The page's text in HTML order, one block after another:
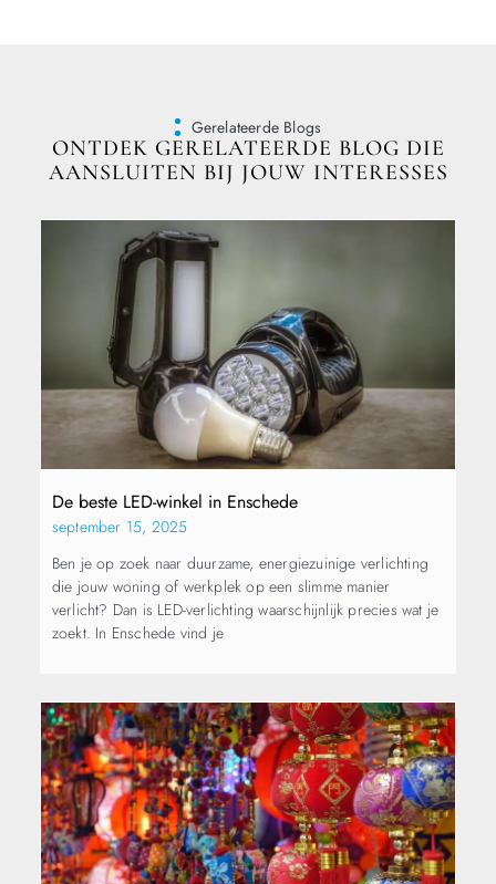
Gerelateerde Blogs
ONTDEK GERELATEERDE BLOG DIE
AANSLUITEN BIJ JOUW INTERESSES
De beste LED-winkel in Enschede
september 15, 2025
Ben je op zoek naar duurzame, energiezuinige verlichting
die jouw woning of werkplek op een slimme manier
verlicht? Dan is LED-verlichting waarschijnlijk precies wat je
zoekt. In Enschede vind je